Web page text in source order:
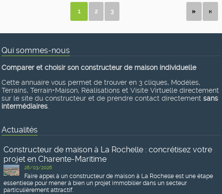
1 2 3
Qui sommes-nous
Comparer et choisir son constructeur de maison individuelle
Cette annuaire vous permet de trouver en 3 cliques, Modèles,
Terrains, Terrain+Maison, Réalisations et Visite Virtuelle directement
sur le site du constructeur et de prendre contact directement sans
intermédiaires
Actualités
Constructeur de maison à La Rochelle : concrétisez votre
projet en Charente-Maritime
26/03/2026
Faire appel à un constructeur de maison à La Rochelle est une étape
essentielle pour mener à bien un projet immobilier dans un secteur
particulièrement attractif.